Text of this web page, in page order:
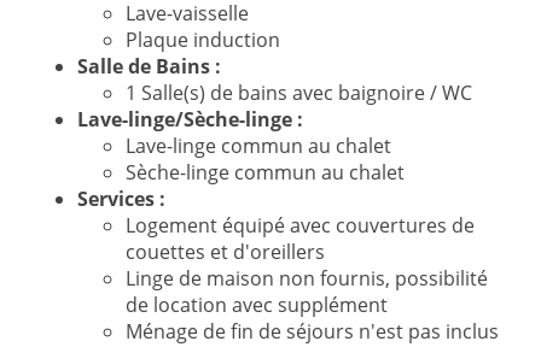
Lave-vaisselle
Plaque induction
Salle de Bains :
1 Salle(s) de bains avec baignoire / WC
Lave-linge/Sèche-linge :
Lave-linge commun au chalet
Sèche-linge commun au chalet
Services :
Logement équipé avec couvertures de
couettes et d'oreillers
Linge de maison non fournis, possibilité
de location avec supplément
Ménage de fin de séjours n'est pas inclus